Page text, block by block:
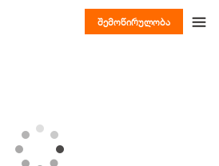
შემოწირულობა